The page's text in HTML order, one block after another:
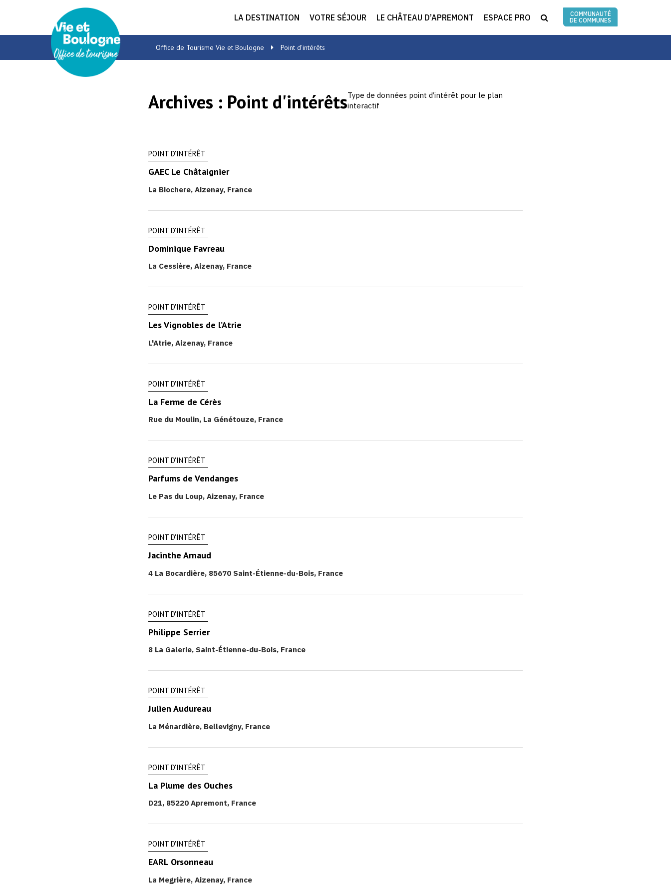
LA DESTINATION VOTRE SÉJOUR LE CHÂTEAU D’APREMONT ESPACE PRO RECHERCHE
COMMUNAUTÉ
DE COMMUNES
Office de Tourisme Vie et Boulogne Point d'intérêts
Archives : Point d'intérêtsType de données point d’intérêt pour le plan
interactif
POINT D'INTÉRÊT
GAEC Le Châtaignier
La Biochere, Aizenay, France
POINT D'INTÉRÊT
Dominique Favreau
La Cessière, Aizenay, France
POINT D'INTÉRÊT
Les Vignobles de l’Atrie
L'Atrie, Aizenay, France
POINT D'INTÉRÊT
La Ferme de Cérès
Rue du Moulin, La Génétouze, France
POINT D'INTÉRÊT
Parfums de Vendanges
Le Pas du Loup, Aizenay, France
POINT D'INTÉRÊT
Jacinthe Arnaud
4 La Bocardière, 85670 Saint-Étienne-du-Bois, France
POINT D'INTÉRÊT
Philippe Serrier
8 La Galerie, Saint-Étienne-du-Bois, France
POINT D'INTÉRÊT
Julien Audureau
La Ménardière, Bellevigny, France
POINT D'INTÉRÊT
La Plume des Ouches
D21, 85220 Apremont, France
POINT D'INTÉRÊT
EARL Orsonneau
La Megrière, Aizenay, France